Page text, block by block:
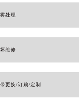
处理
维修
更换/订购/定制